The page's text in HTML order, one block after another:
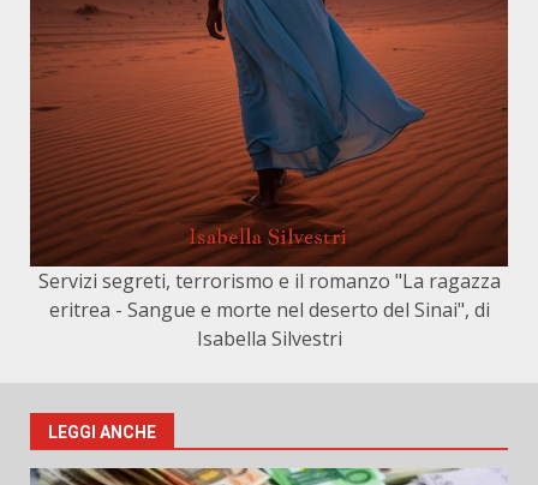
Servizi segreti, terrorismo e il romanzo "La ragazza
eritrea - Sangue e morte nel deserto del Sinai", di
Isabella Silvestri
LEGGI ANCHE